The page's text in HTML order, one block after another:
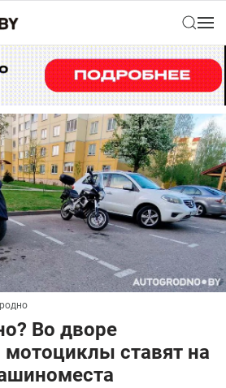
Во дворе
ставят на